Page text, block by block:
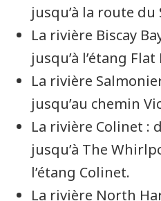
jusqu’à la route du
La rivière Biscay
jusqu’à l’étang Flat
La rivière Salmonie
jusqu’au chemin
La rivière Colinet :
jusqu’à The
l’étang Colinet.
La rivière North